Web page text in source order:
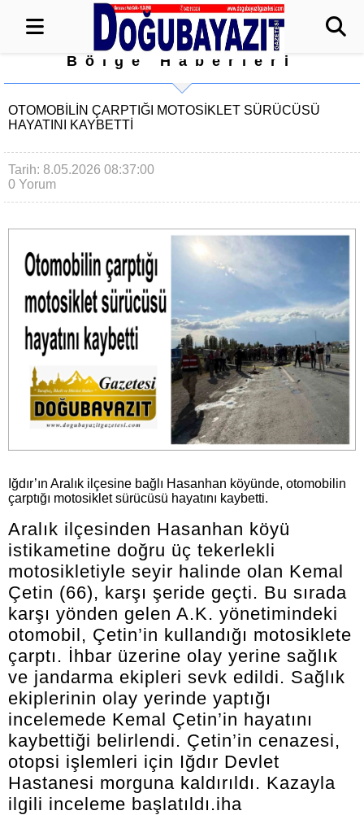
Bölge Haberleri
OTOMOBILIN ÇARPTIĞI MOTOSIKLET SÜRÜCÜSÜ
HAYATINI KAYBETTI
Tarih: 8.05.2026 08:37:00
0 Yorum
Iğdır’ın Aralık ilçesine bağlı Hasanhan köyünde, otomobilin
çarptığı motosiklet sürücüsü hayatını kaybetti.
Aralık ilçesinden Hasanhan köyü
istikametine doğru üç tekerlekli
motosikletiyle seyir halinde olan Kemal
Çetin (66), karşı şeride geçti. Bu sırada
karşı yönden gelen A.K. yönetimindeki
otomobil, Çetin’in kullandığı motosiklete
çarptı. İhbar üzerine olay yerine sağlık
ve jandarma ekipleri sevk edildi. Sağlık
ekiplerinin olay yerinde yaptığı
incelemede Kemal Çetin’in hayatını
kaybettiği belirlendi. Çetin’in cenazesi,
otopsi işlemleri için Iğdır Devlet
Hastanesi morguna kaldırıldı. Kazayla
ilgili inceleme başlatıldı.iha